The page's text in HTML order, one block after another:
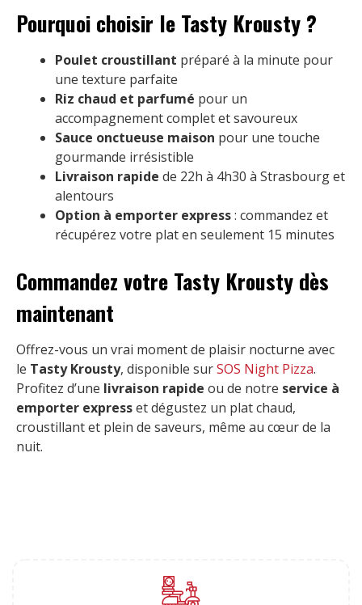
Pourquoi choisir le Tasty Krousty ?
Poulet croustillant préparé à la minute pour
une texture parfaite
Riz chaud et parfumé pour un
accompagnement complet et savoureux
Sauce onctueuse maison pour une touche
gourmande irrésistible
Livraison rapide de 22h à 4h30 à Strasbourg et
alentours
Option à emporter express: commandez et
récupérez votre plat en seulement 15 minutes
Commandez votre Tasty Krousty dès
maintenant
Offrez-vous un vrai moment de plaisir nocturne avec
le Tasty Krousty, disponible surSOS Night Pizza.
Profitez d’une livraison rapide ou de notre service à
emporter expresset dégustez un plat chaud,
croustillant et plein de saveurs, même au cœur de la
nuit.